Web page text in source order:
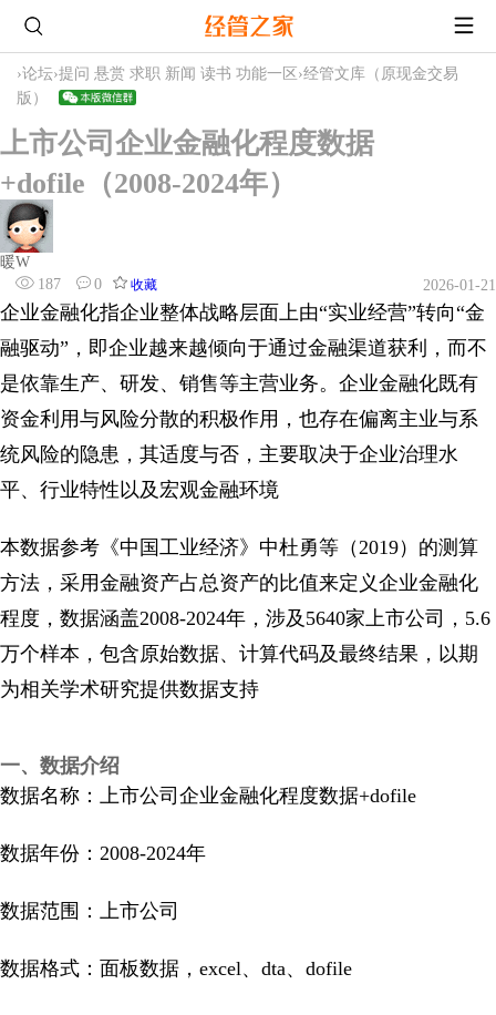
›论坛›提问 悬赏 求职 新闻 读书 功能一区 ›经管文库（原现金交易
版）
上市公司企业金融化程度数据
+dofile（2008-2024年）
暖W
187
0 收藏 2026-01-21
企业金融化指企业整体战略层面上由“实业经营”转向“金
融驱动”，即企业越来越倾向于通过金融渠道获利，而不
是依靠生产、研发、销售等主营业务。企业金融化既有
资金利用与风险分散的积极作用，也存在偏离主业与系
统风险的隐患，其适度与否，主要取决于企业治理水
平、行业特性以及宏观金融环境
本数据参考《中国工业经济》中杜勇等（2019）的测算
方法，采用金融资产占总资产的比值来定义企业金融化
程度，数据涵盖2008-2024年，涉及5640家上市公司，5.6
万个样本，包含原始数据、计算代码及最终结果，以期
为相关学术研究提供数据支持
一、数据介绍
数据名称：上市公司企业金融化程度数据+dofile
数据年份：2008-2024年
数据范围：上市公司
数据格式：面板数据，excel、dta、dofile